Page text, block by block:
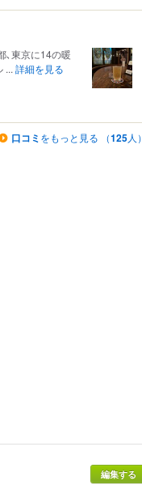
､東京に14の暖
... 詳細を見る
口コミ をもっと見る （125人）